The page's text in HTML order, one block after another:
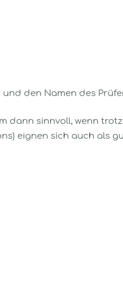
den Namen des
dann sinnvoll, wenn
eignen sich auch als